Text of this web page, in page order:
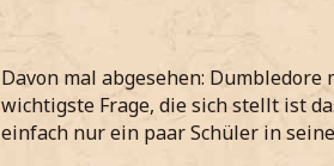
Davon mal abgesehen:
wichtigste Frage, die sich stellt ist
einfach nur ein paar Schüler in